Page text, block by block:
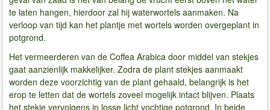
te laten hangen, hierdoor zal hij waterwortels aanmaken. Na
verloop van tijd kan het plantje met wortels worden overgeplant in
potgrond.
Het vermeerderen van de Coffea Arabica door middel van stekjes
gaat aanzienlijk makkelijker. Zodra de plant stekjes aanmaakt
worden deze voorzichtig van de plant gehaald, belangrijk is het
erop te letten dat de wortels zoveel mogelijk intact blijven. Plaats
het stekje vervolgens in losse licht vochtige potgrond. In beide